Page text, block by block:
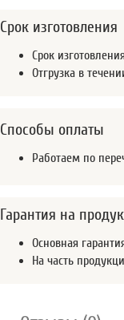
Срок изготовления
Срок
Отгрузка в
Способы оплаты
Работаем по
Гарантия на
Основная
На часть